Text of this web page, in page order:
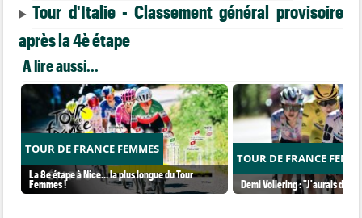
Tour d'Italie - Classement général provisoire
après la 4è étape
A lire aussi...
TOUR DE FRANCE FEMMES
La 8e étape à Nice… la plus longue du Tour
Femmes !
TOUR DE FRANCE
Demi Vollering : "J'aurais dû